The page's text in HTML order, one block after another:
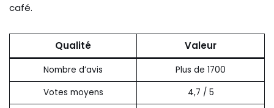
café.
Qualité Valeur
Nombre d’avis
Plus de 1700
Votes moyens
4,7 / 5